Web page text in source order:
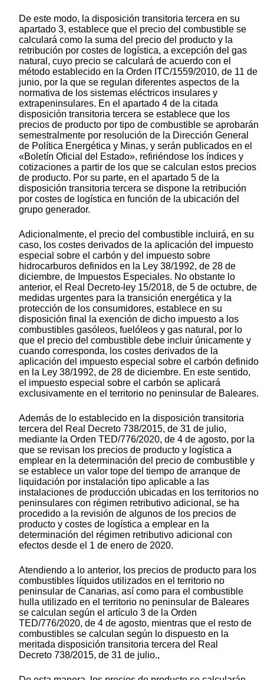
De este modo, la disposición transitoria tercera en su
apartado 3, establece que el precio del combustible se
calculará como la suma del precio del producto y la
retribución por costes de logística, a excepción del gas
natural, cuyo precio se calculará de acuerdo con el
método establecido en la Orden ITC/1559/2010, de 11 de
junio, por la que se regulan diferentes aspectos de la
normativa de los sistemas eléctricos insulares y
extrapeninsulares. En el apartado 4 de la citada
disposición transitoria tercera se establece que los
precios de producto por tipo de combustible se aprobarán
semestralmente por resolución de la Dirección General
de Política Energética y Minas, y serán publicados en el
«Boletín Oficial del Estado», refiriéndose los índices y
cotizaciones a partir de los que se calculan estos precios
de producto. Por su parte, en el apartado 5 de la
disposición transitoria tercera se dispone la retribución
por costes de logística en función de la ubicación del
grupo generador.
Adicionalmente, el precio del combustible incluirá, en su
caso, los costes derivados de la aplicación del impuesto
especial sobre el carbón y del impuesto sobre
hidrocarburos definidos en la Ley 38/1992, de 28 de
diciembre, de Impuestos Especiales. No obstante lo
anterior, el Real Decreto-ley 15/2018, de 5 de octubre, de
medidas urgentes para la transición energética y la
protección de los consumidores, establece en su
disposición final la exención de dicho impuesto a los
combustibles gasóleos, fuelóleos y gas natural, por lo
que el precio del combustible debe incluir únicamente y
cuando corresponda, los costes derivados de la
aplicación del impuesto especial sobre el carbón definido
en la Ley 38/1992, de 28 de diciembre. En este sentido,
el impuesto especial sobre el carbón se aplicará
exclusivamente en el territorio no peninsular de Baleares.
Además de lo establecido en la disposición transitoria
tercera del Real Decreto 738/2015, de 31 de julio,
mediante la Orden TED/776/2020, de 4 de agosto, por la
que se revisan los precios de producto y logística a
emplear en la determinación del precio de combustible y
se establece un valor tope del tiempo de arranque de
liquidación por instalación tipo aplicable a las
instalaciones de producción ubicadas en los territorios no
peninsulares con régimen retributivo adicional, se ha
procedido a la revisión de algunos de los precios de
producto y costes de logística a emplear en la
determinación del régimen retributivo adicional con
efectos desde el 1 de enero de 2020.
Atendiendo a lo anterior, los precios de producto para los
combustibles líquidos utilizados en el territorio no
peninsular de Canarias, así como para el combustible
hulla utilizado en el territorio no peninsular de Baleares
se calculan según el artículo 3 de la Orden
TED/776/2020, de 4 de agosto, mientras que el resto de
combustibles se calculan según lo dispuesto en la
meritada disposición transitoria tercera del Real
Decreto 738/2015, de 31 de julio.,